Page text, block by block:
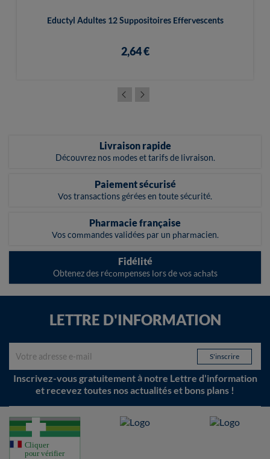
Eductyl Adultes 12 Suppositoires Effervescents
2,64 €
Livraison rapide
Découvrez nos modes et tarifs de livraison.
Paiement sécurisé
Vos transactions gérées en toute sécurité.
Pharmacie française
Vos commandes validées par un pharmacien.
Fidélité
Obtenez des récompenses lors de vos achats
LETTRE D'INFORMATION
Inscrivez-vous gratuitement à notre Lettre d'information
et recevez toutes nos actualités et bons plans !